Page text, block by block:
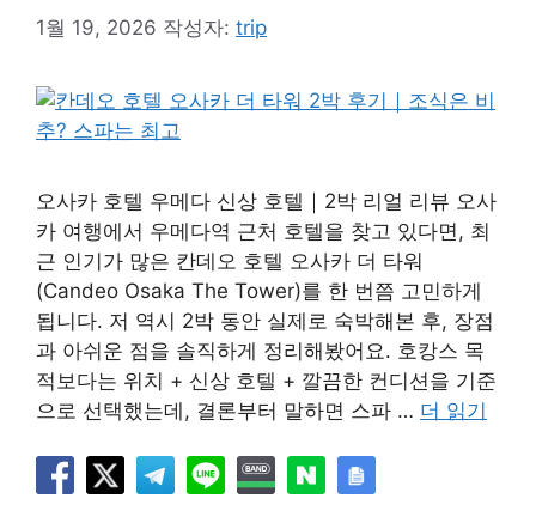
1월 19, 2026 작성자: trip
오사카 호텔 우메다 신상 호텔｜2박 리얼 리뷰 오사
카 여행에서 우메다역 근처 호텔을 찾고 있다면, 최
근 인기가 많은 칸데오 호텔 오사카 더 타워
(Candeo Osaka The Tower)를 한 번쯤 고민하게
됩니다. 저 역시 2박 동안 실제로 숙박해본 후, 장점
과 아쉬운 점을 솔직하게 정리해봤어요. 호캉스 목
적보다는 위치 + 신상 호텔 + 깔끔한 컨디션을 기준
으로 선택했는데, 결론부터 말하면 스파 … 더 읽기